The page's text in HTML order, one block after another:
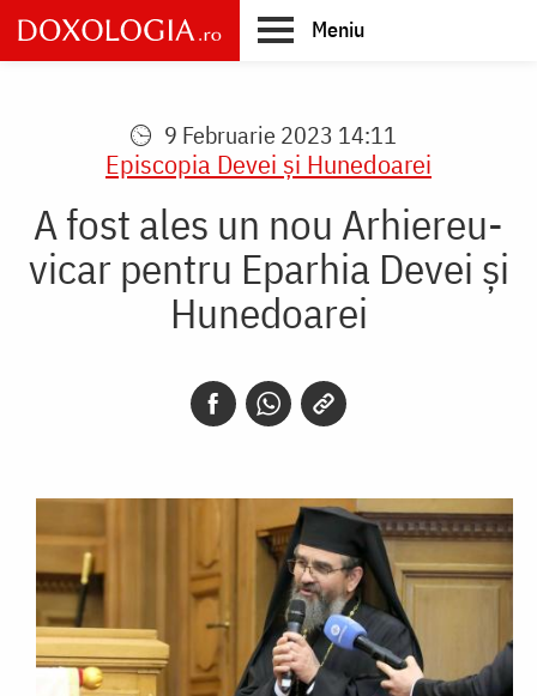
Skip
to
main
Meniu
9 Februarie 2023 14:11
Episcopia Devei şi Hunedoarei
A fost ales un nou Arhiereu-
vicar pentru Eparhia Devei și
Hunedoarei